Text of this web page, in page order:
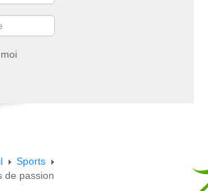
Sports
de passion